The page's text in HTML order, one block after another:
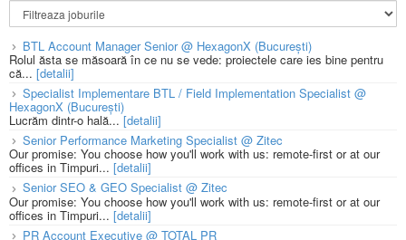
BTL Account Manager Senior @ HexagonX (București)
Rolul ăsta se măsoară în ce nu se vede: proiectele care ies bine pentru
că... [detalii]
Specialist Implementare BTL / Field Implementation Specialist @
HexagonX (București)
Lucrăm dintr-o hală... [detalii]
Senior Performance Marketing Specialist @ Zitec
Our promise: You choose how you'll work with us: remote-first or at our
offices in Timpuri... [detalii]
Senior SEO & GEO Specialist @ Zitec
Our promise: You choose how you'll work with us: remote-first or at our
offices in Timpuri... [detalii]
PR Account Executive @ TOTAL PR